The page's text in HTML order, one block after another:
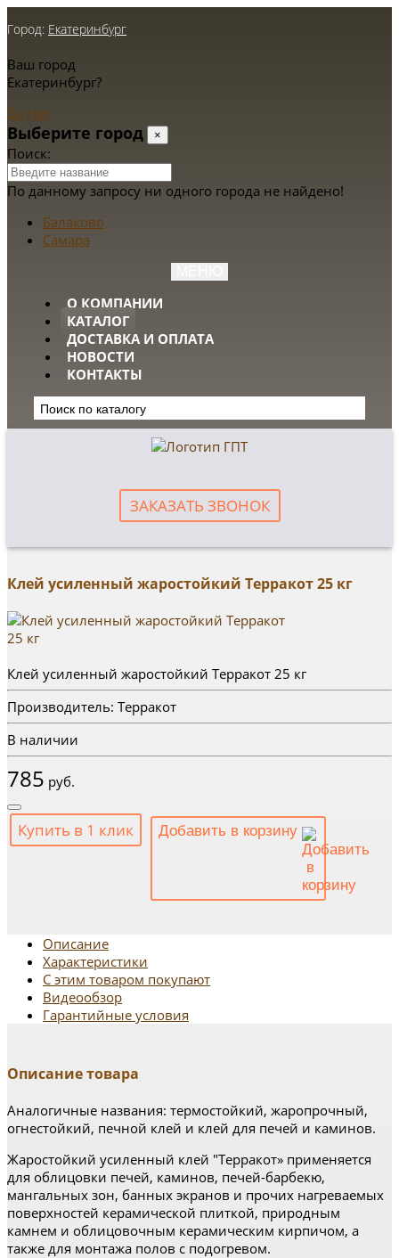
Город: Екатеринбург
Ваш город
Екатеринбург?
Да Нет
Выберите город ×
Поиск:
По данному запросу ни одного города не найдено!
Балаково
Самара
О КОМПАНИИ
КАТАЛОГ
ДОСТАВКА И ОПЛАТА
НОВОСТИ
КОНТАКТЫ
ЗАКАЗАТЬ ЗВОНОК
Клей усиленный жаростойкий Терракот 25 кг
Клей усиленный жаростойкий Терракот 25 кг
Производитель: Терракот
В наличии
785 руб.
Купить в 1 клик Добавить в корзину
Описание
Характеристики
С этим товаром покупают
Видеообзор
Гарантийные условия
Описание товара
Аналогичные названия: термостойкий, жаропрочный,
огнестойкий, печной клей и клей для печей и каминов.
Жаростойкий усиленный клей "Терракот» применяется
для облицовки печей, каминов, печей-барбекю,
мангальных зон, банных экранов и прочих нагреваемых
поверхностей керамической плиткой, природным
камнем и облицовочным керамическим кирпичом, а
также для монтажа полов с подогревом.